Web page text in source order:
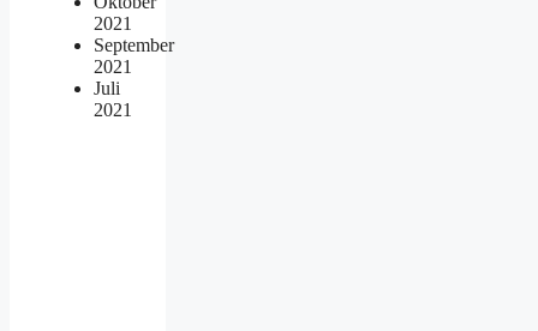
2021
September
2021
Juli
2021